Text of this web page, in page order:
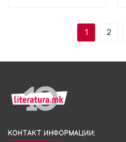
1 2
КОНТАКТ ИНФОРМАЦИИ: